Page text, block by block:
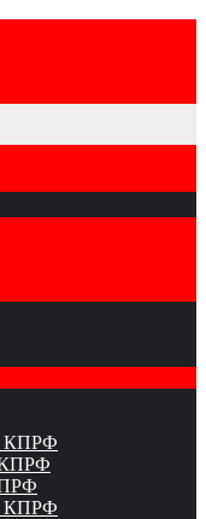
КПРФ
КПРФ
КПРФ